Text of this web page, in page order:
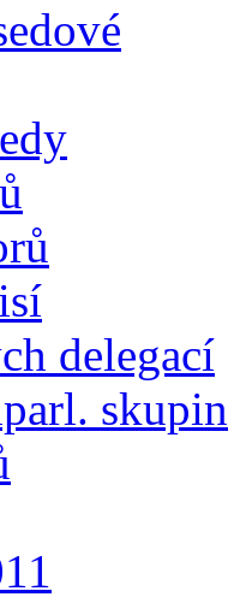
delegací
skupin